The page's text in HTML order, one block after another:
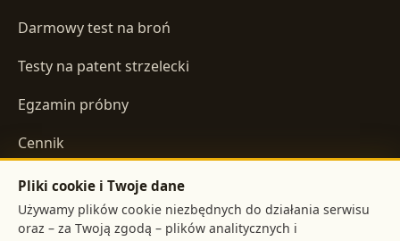
Darmowy test na broń
Testy na patent strzelecki
Egzamin próbny
Cennik
INFORMACJE
Regulamin
Pliki cookie i Twoje dane
Używamy plików cookie niezbędnych do działania serwisu
oraz – za Twoją zgodą – plików analitycznych i